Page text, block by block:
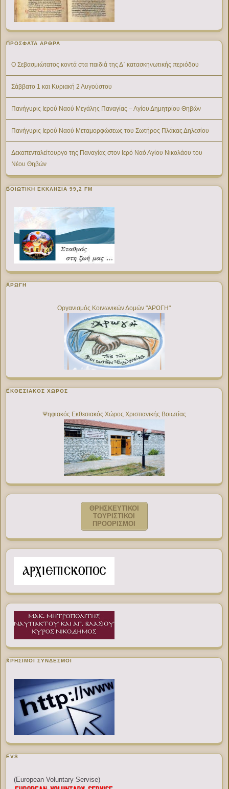
ΠΡΌΣΦΑΤΑ ΆΡΘΡΑ
Ο Σεβασμιώτατος κοντά στα παιδιά της Δ΄ κατασκηνωτικής περιόδου
Σάββατο 1 και Κυριακή 2 Αυγούστου
Πανήγυρις Ιερού Ναού Μεγάλης Παναγίας – Αγίου Δημητρίου Θηβών
Πανήγυρις Ιερού Ναού Μεταμορφώσεως του Σωτήρος Πλάκας Δηλεσίου
Δεκαπενταλείτουργο της Παναγίας στον Ιερό Ναό Αγίου Νικολάου του
Νέου Θηβών
ΒΟΙΩΤΙΚΉ ΕΚΚΛΗΣΊΑ 99,2 FM
ΑΡΩΓΗ
Οργανισμός Κοινωνικών Δομών "ΑΡΩΓΗ"
ΕΚΘΕΣΙΑΚΌΣ ΧΏΡΟΣ
Ψηφιακός Εκθεσιακός Χώρος Χριστιανικής Βοιωτίας
ΘΡΗΣΚΕΥΤΙΚΟΙ
ΤΟΥΡΙΣΤΙΚΟΙ
ΠΡΟΟΡΙΣΜΟΙ
ΧΡΉΣΙΜΟΙ ΣΎΝΔΕΣΜΟΙ
EVS
(European Voluntary Servise)